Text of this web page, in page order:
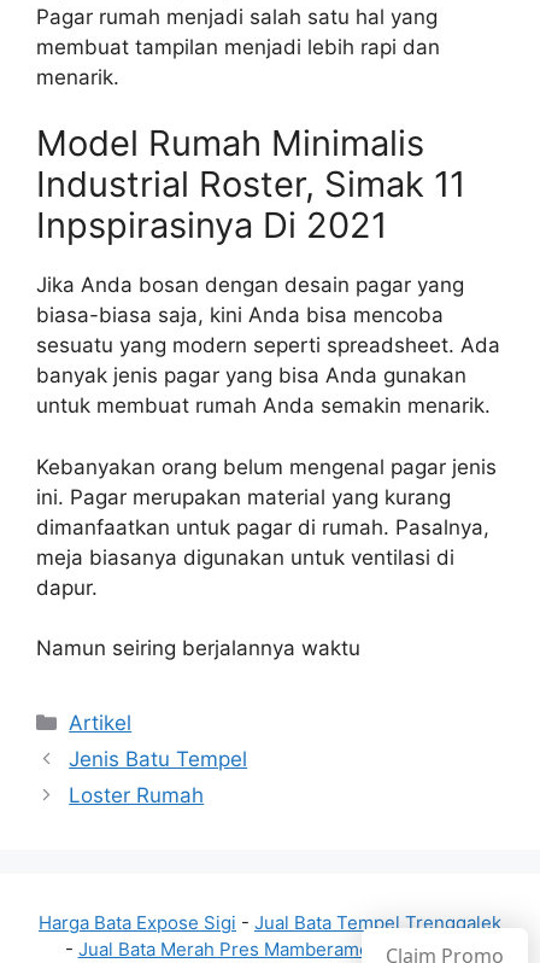
Pagar rumah menjadi salah satu hal yang
membuat tampilan menjadi lebih rapi dan
menarik.
Model Rumah Minimalis
Industrial Roster, Simak 11
Inpspirasinya Di 2021
Jika Anda bosan dengan desain pagar yang
biasa-biasa saja, kini Anda bisa mencoba
sesuatu yang modern seperti spreadsheet. Ada
banyak jenis pagar yang bisa Anda gunakan
untuk membuat rumah Anda semakin menarik.
Kebanyakan orang belum mengenal pagar jenis
ini. Pagar merupakan material yang kurang
dimanfaatkan untuk pagar di rumah. Pasalnya,
meja biasanya digunakan untuk ventilasi di
dapur.
Namun seiring berjalannya waktu
Kategori
Artikel
Jenis Batu Tempel
Loster Rumah
Harga Bata Expose Sigi - Jual Bata Tempel Trenggalek
- Jual Bata Merah Pres Mamberamo Raya-Toko
Claim Promo